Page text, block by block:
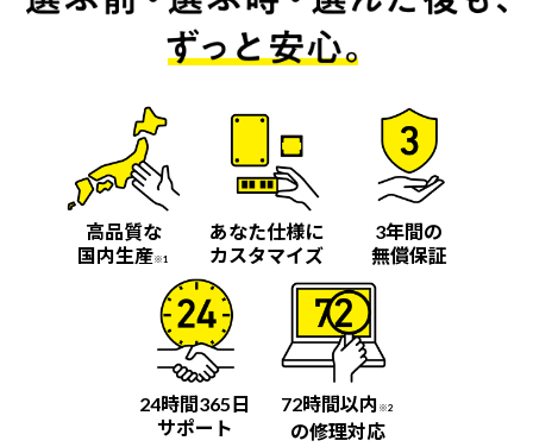
高品質な
国内生産※1
あなた仕様に
カスタマイズ
3年間の
無償保証
24時間365日
サポート
72時間以内 ※2
の修理対応